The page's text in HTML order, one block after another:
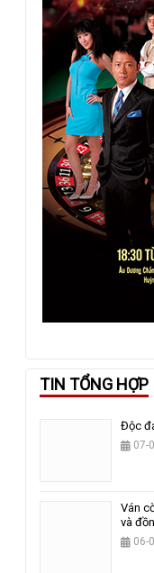
TIN TỔNG HỢP
Độc
07-
Ván
và
06-